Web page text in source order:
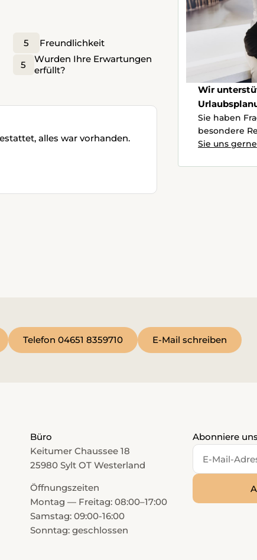
5
Freundlichkeit
5
Wurden Ihre Erwartungen
erfüllt?
alles war vorhanden.
Wir
Sie haben
besondere
Sie uns gerne
Telefon 04651 8359710 E-Mail schreiben
Büro
Keitumer Chaussee 18
25980 Sylt OT Westerland
Öffnungszeiten
Montag — Freitag: 08:00–17:00
Samstag: 09:00-16:00
Sonntag: geschlossen
Abonniere